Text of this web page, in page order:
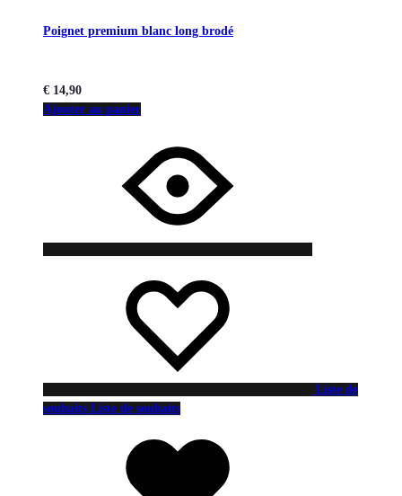
Poignet premium blanc long brodé
€ 14,90
Ajouter au panier
Liste de
souhaits Liste de souhaits